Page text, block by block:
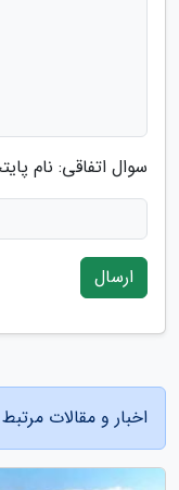
سوال اتفاقی: نام
ارسال
اخبار و مقالات مرتبط